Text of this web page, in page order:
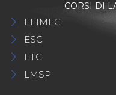
CORSI DI
EFIMEC
ESC
ETC
LMSP